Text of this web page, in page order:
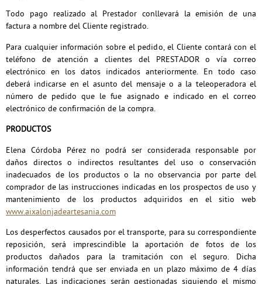
Todo pago realizado al Prestador conllevará la emisión de una
factura a nombre del Cliente registrado.
Para cualquier información sobre el pedido, el Cliente contará con el
teléfono de atención a clientes del PRESTADOR o vía correo
electrónico en los datos indicados anteriormente. En todo caso
deberá indicarse en el asunto del mensaje o a la teleoperadora el
número de pedido que le fue asignado e indicado en el correo
electrónico de confirmación de la compra.
PRODUCTOS
Elena Córdoba Pérez no podrá ser considerada responsable por
daños directos o indirectos resultantes del uso o conservación
inadecuados de los productos o la no observancia por parte del
comprador de las instrucciones indicadas en los prospectos de uso y
mantenimiento de los productos adquiridos en el sitio web
www.aixalonjadeartesania.com
Los desperfectos causados por el transporte, para su correspondiente
reposición, será imprescindible la aportación de fotos de los
productos dañados para la tramitación con el seguro. Dicha
información tendrá que ser enviada en un plazo máximo de 4 días